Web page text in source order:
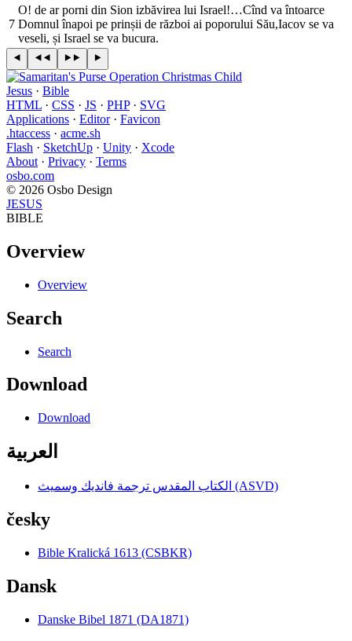
7
O! de ar porni din Sion izbăvirea lui Israel!…Cînd va întoarce
Domnul înapoi pe prinșii de război ai poporului Său,Iacov se va
veseli, și Israel se va bucura.
Jesus · Bible
HTML · CSS · JS · PHP· SVG
Applications · Editor· Favicon
.htaccess · acme.sh
Flash · SketchUp · Unity · Xcode
About · Privacy · Terms
osbo.com
© 2026 Osbo Design
JESUS
BIBLE
Overview
Overview
Search
Search
Download
Download
العربية
الكتاب المقدس ترجمة فانديك وسميث (ASVD)
česky
Bible Kralická 1613 (CSBKR)
Dansk
Danske Bibel 1871 (DA1871)